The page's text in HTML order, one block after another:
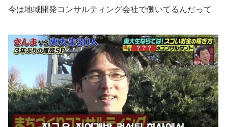
今は地域開発コンサルティング会社で働いてるんだって